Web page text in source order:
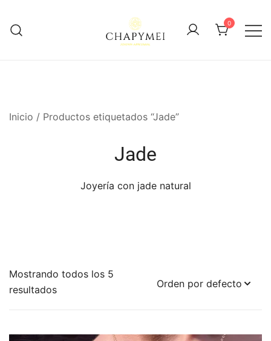
content
0
Inicio / Productos etiquetados “Jade”
Jade
Joyería con jade natural
Mostrando todos los 5
resultados